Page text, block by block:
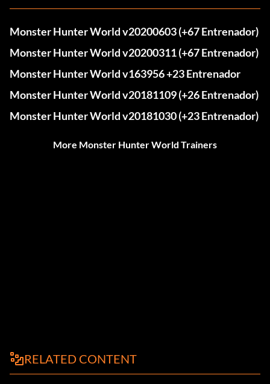
Monster Hunter World v20200603 (+67 Entrenador)
Monster Hunter World v20200311 (+67 Entrenador)
Monster Hunter World v163956 +23 Entrenador
Monster Hunter World v20181109 (+26 Entrenador)
Monster Hunter World v20181030 (+23 Entrenador)
More Monster Hunter World Trainers
RELATED CONTENT